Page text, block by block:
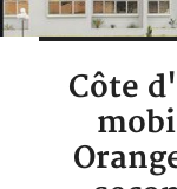
Côte